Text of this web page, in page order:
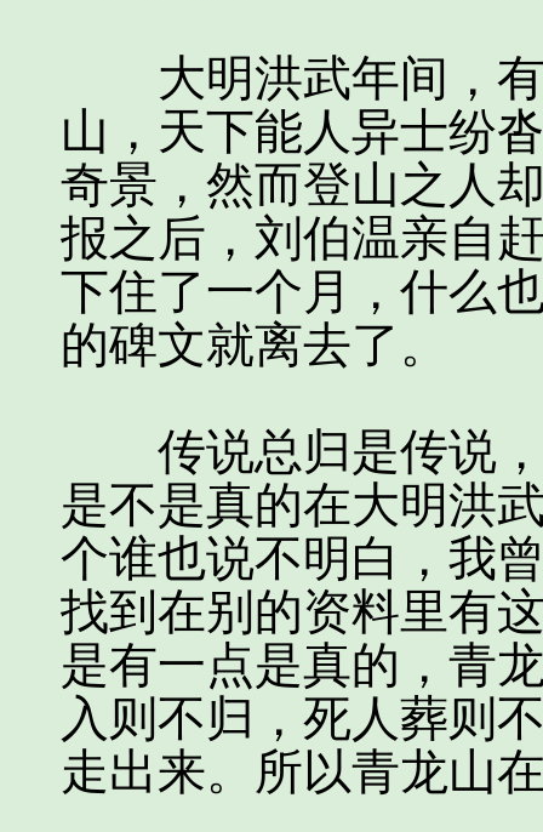
大明洪武年间，有
山，天下能人异士纷
奇景，然而登山之人
报之后，刘伯温亲自
下住了一个月，什么
的碑文就离去了。
传说总归是传说，
是不是真的在大明洪
个谁也说不明白，我
找到在别的资料里有
是有一点是真的，青
入则不归，死人葬则
走出来。所以青龙山